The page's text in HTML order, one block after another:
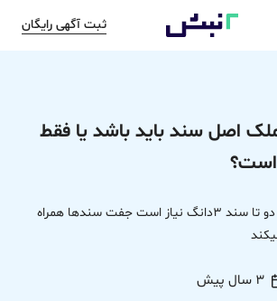
ثبت آگهی رایگان
اصل سند باید باشد یا فقط
است؟
برای استعلام ملک با دو تا سند 3دانگ نیاز است جفت سندها همراه
3 سال پیش